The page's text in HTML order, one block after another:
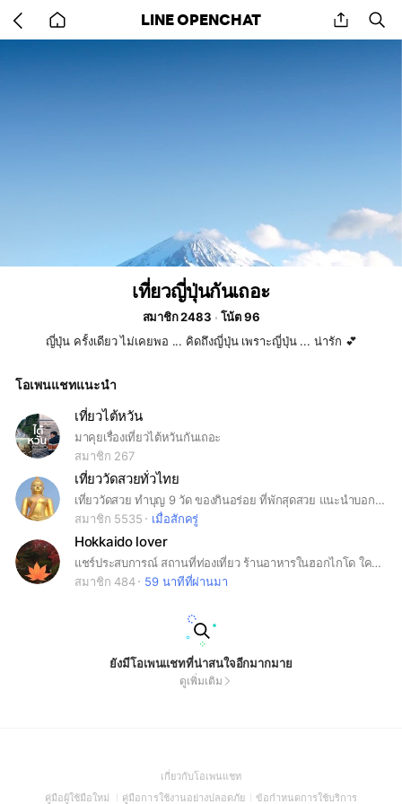
back
to
LINE OPENCHAT share
เที่ยวญี่ปุ่นกันเถอะ
สมาชิก 2483
โน้ต 96
ญี่ปุ่น ครั้งเดียว ไม่เคยพอ ... คิดถึงญี่ปุ่น เพราะญี่ปุ่น ... น่ารัก 💕
โอเพนแชทแนะนำ
เที่ยวไต้หวัน
มาคุยเรื่องเที่ยวไต้หวันกันเถอะ
สมาชิก 267
เที่ยววัดสวยทั่วไทย
เที่ยววัดสวย ทำบุญ 9 วัด ของกินอร่อย ที่พักสุดสวย แนะนำบอกต่อ
สมาชิก 5535
เมื่อสักครู่
Hokkaido lover
แชร์ประสบการณ์ สถานที่ท่องเที่ยว ร้านอาหารในฮอกไกโด ใครก่อกวน ปลิว!
สมาชิก 484
59 นาทีที่ผ่านมา
ยังมีโอเพนแชทที่น่าสนใจอีกมากมาย
ดูเพิ่มเติม
เกี่ยวกับโอเพนแชท(Open
in
คู่มือผู้ใช้มือใหม่ (Open
คู่มือการใช้งานอย่างปลอดภัย(Open
ข้อกำหนดการใช้บริการ(Open